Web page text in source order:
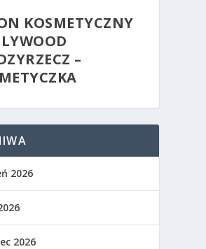
KOSMETYCZNY
–
2026
2026